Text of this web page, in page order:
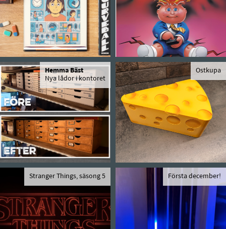
Hemma Bäst
Nya lådor i kontoret
Ostkupa
Stranger Things, säsong 5 Första december!